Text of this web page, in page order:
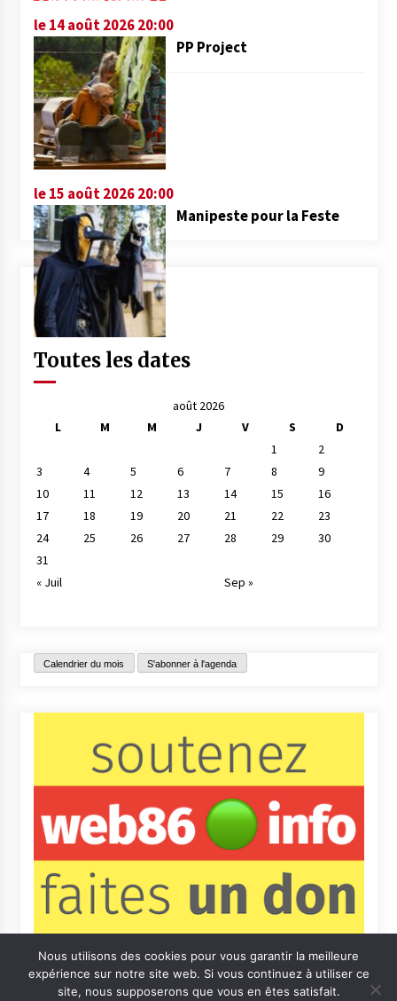
le 14 août 2026 20:00
PP Project
le 15 août 2026 20:00
Manipeste pour la Feste
Toutes les dates
août 2026
L
M M J V S
D
1
2
3
4 5 6 7 8
9
10
11 12 13 14 15
16
17
18 19 20 21 22
23
24
25 26 27 28 29
30
31
« Juil
Sep »
Calendrier du mois S'abonner à l'agenda
Nous utilisons des cookies pour vous garantir la meilleure
expérience sur notre site web. Si vous continuez à utiliser ce
site, nous supposerons que vous en êtes satisfait.